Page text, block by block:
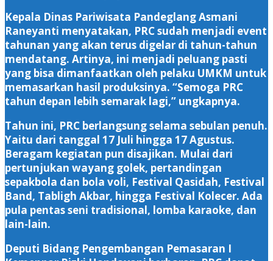
Kepala Dinas Pariwisata Pandeglang Asmani
Raneyanti menyatakan, PRC sudah menjadi event
tahunan yang akan terus digelar di tahun-tahun
mendatang. Artinya, ini menjadi peluang pasti
yang bisa dimanfaatkan oleh pelaku UMKM untuk
memasarkan hasil produksinya. “Semoga PRC
tahun depan lebih semarak lagi,” ungkapnya.
Tahun ini, PRC berlangsung selama sebulan penuh.
Yaitu dari tanggal 17 Juli hingga 17 Agustus.
Beragam kegiatan pun disajikan. Mulai dari
pertunjukan wayang golek, pertandingan
sepakbola dan bola voli, Festival Qasidah, Festival
Band, Tabligh Akbar, hingga Festival Kolecer. Ada
pula pentas seni tradisional, lomba karaoke, dan
lain-lain.
Deputi Bidang Pengembangan Pemasaran I